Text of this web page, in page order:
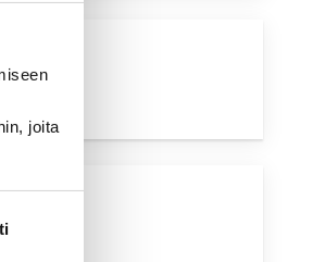
joita